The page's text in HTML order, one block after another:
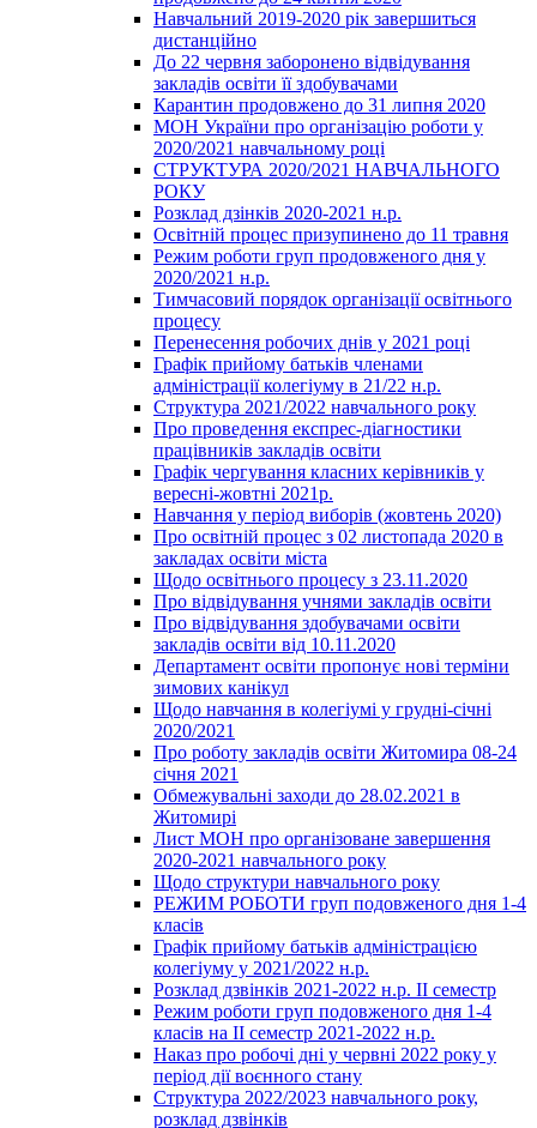
Навчальний 2019-2020 рік завершиться
дистанційно
До 22 червня заборонено відвідування
закладів освіти її здобувачами
Карантин продовжено до 31 липня 2020
МОН України про організацію роботи у
2020/2021 навчальному році
СТРУКТУРА 2020/2021 НАВЧАЛЬНОГО
РОКУ
Розклад дзінків 2020-2021 н.р.
Освітній процес призупинено до 11 травня
Режим роботи груп продовженого дня у
2020/2021 н.р.
Тимчасовий порядок організації освітнього
процесу
Перенесення робочих днів у 2021 році
Графік прийому батьків членами
адміністрації колегіуму в 21/22 н.р.
Структура 2021/2022 навчального року
Про проведення експрес-діагностики
працівників закладів освіти
Графік чергування класних керівників у
вересні-жовтні 2021р.
Навчання у період виборів (жовтень 2020)
Про освітній процес з 02 листопада 2020 в
закладах освіти міста
Щодо освітнього процесу з 23.11.2020
Про відвідування учнями закладів освіти
Про відвідування здобувачами освіти
закладів освіти від 10.11.2020
Департамент освіти пропонує нові терміни
зимових канікул
Щодо навчання в колегіумі у грудні-січні
2020/2021
Про роботу закладів освіти Житомира 08-24
січня 2021
Обмежувальні заходи до 28.02.2021 в
Житомирі
Лист МОН про організоване завершення
2020-2021 навчального року
Щодо структури навчального року
РЕЖИМ РОБОТИ груп подовженого дня 1-4
класів
Графік прийому батьків адміністрацією
колегіуму у 2021/2022 н.р.
Розклад дзвінків 2021-2022 н.р. ІІ семестр
Режим роботи груп подовженого дня 1-4
класів на ІІ семестр 2021-2022 н.р.
Наказ про робочі дні у червні 2022 року у
період дії воєнного стану
Структура 2022/2023 навчального року,
розклад дзвінків